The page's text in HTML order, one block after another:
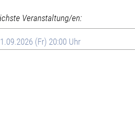
Veranstaltung/en:
(Fr) 20:00 Uhr